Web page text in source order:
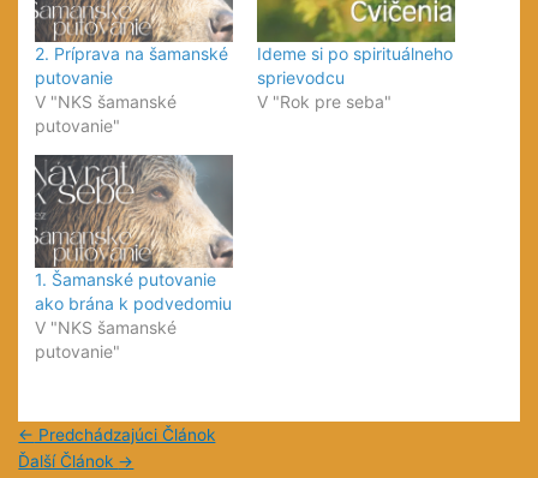
2. Príprava na šamanské
putovanie
V "NKS šamanské
putovanie"
Ideme si po spirituálneho
sprievodcu
V "Rok pre seba"
1. Šamanské putovanie
ako brána k podvedomiu
V "NKS šamanské
putovanie"
← Predchádzajúci Článok
Ďalší Článok →